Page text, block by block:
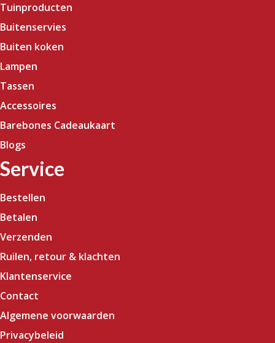
Tuinproducten
Buitenservies
Buiten koken
Lampen
Tassen
Accessoires
Barebones Cadeaukaart
Blogs
Service
Bestellen
Betalen
Verzenden
Ruilen, retour & klachten
Klantenservice
Contact
Algemene voorwaarden
Privacybeleid